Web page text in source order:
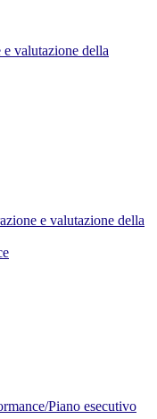
valutazione della
e valutazione della
Piano esecutivo